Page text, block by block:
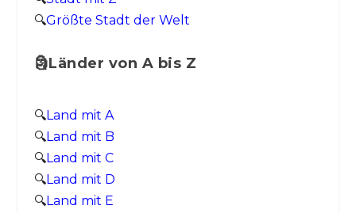
🔍Größte Stadt der Welt
🗿Länder von A bis Z
🔍Land mit A
🔍Land mit B
🔍Land mit C
🔍Land mit D
🔍Land mit E